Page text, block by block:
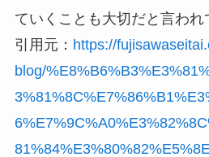
ていくことも大切だと言われ
引用元： https://
blog/